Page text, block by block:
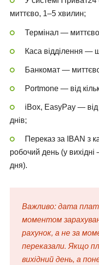
миттєво, 1–5 хвилин;
Термінал —
Каса відділення —
Банкомат —
Portmone — від
iBox, EasyPay — від
днів;
Переказ за IBAN з
робочий день (у
дня).
Важливо: дата
моментом
рахунок, а не за
переказали. Якщо
вихідний день, а